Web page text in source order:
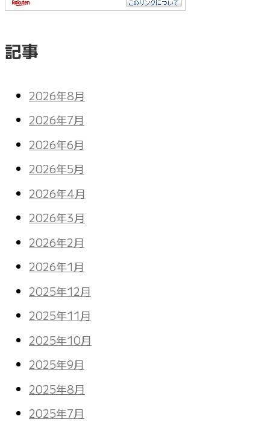
記事
2026年8月
2026年7月
2026年6月
2026年5月
2026年4月
2026年3月
2026年2月
2026年1月
2025年12月
2025年11月
2025年10月
2025年9月
2025年8月
2025年7月